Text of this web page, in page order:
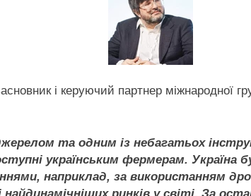
і керуючий партнер міжнародної
та одним із небагатьох
українським фермерам. Україна
наприклад, за використанням